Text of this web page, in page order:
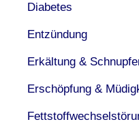
Diabetes
Entzündung
Erkältung &
Erschöpfung &